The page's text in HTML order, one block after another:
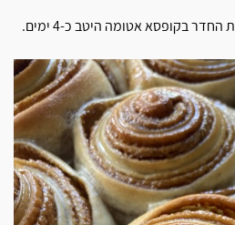
בקופסא אטומה היטב כ-4 ימים.